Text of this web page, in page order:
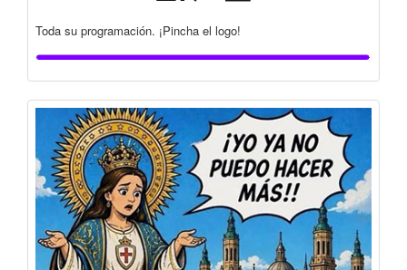
Toda su programación. ¡Pincha el logo!